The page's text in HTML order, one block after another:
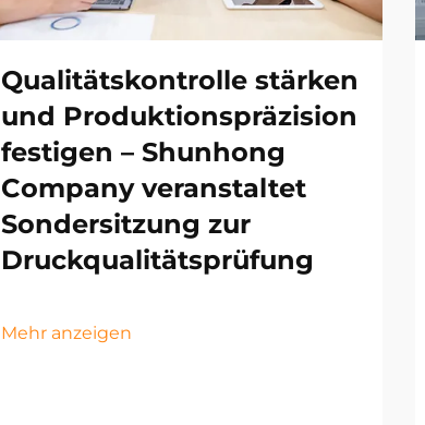
Qualitätskontrolle stärken
und Produktionspräzision
festigen – Shunhong
Company veranstaltet
Sondersitzung zur
Druckqualitätsprüfung
Mehr anzeigen